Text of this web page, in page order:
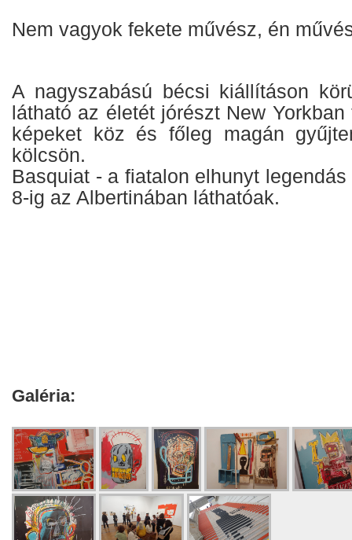
Nem vagyok fekete művész, én
A nagyszabású bécsi kiállításon
látható az életét jórészt New
képeket köz és főleg magán
kölcsön.
Basquiat - a fiatalon elhunyt
8-ig az Albertinában láthatóak.
Galéria: